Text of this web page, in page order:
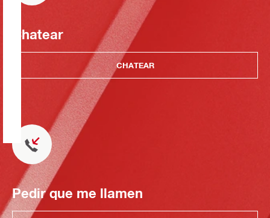
Chatear
CHATEAR
Pedir que me llamen